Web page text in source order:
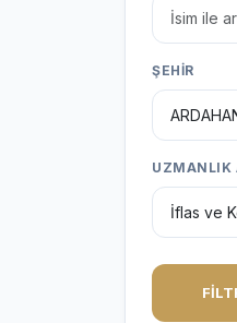
ŞEHİR
UZMANLIK